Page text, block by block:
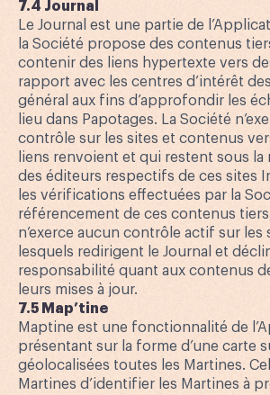
7.4 Journal
Le Journal est une partie de
la Société propose des contenus
contenir des liens hypertexte vers
rapport avec les centres d’intérêt
général aux fins d’approfondir les
lieu dans Papotages. La Société
contrôle sur les sites et contenus
liens renvoient et qui restent sous la
des éditeurs respectifs de ces sites
les vérifications effectuées par la
référencement de ces contenus
n’exerce aucun contrôle actif sur les
lesquels redirigent le Journal et
responsabilité quant aux contenus
leurs mises à jour.
7.5 Map’tine
Maptine est une fonctionnalité de
présentant sur la forme d’une carte
géolocalisées toutes les Martines.
Martines d’identifier les Martines à